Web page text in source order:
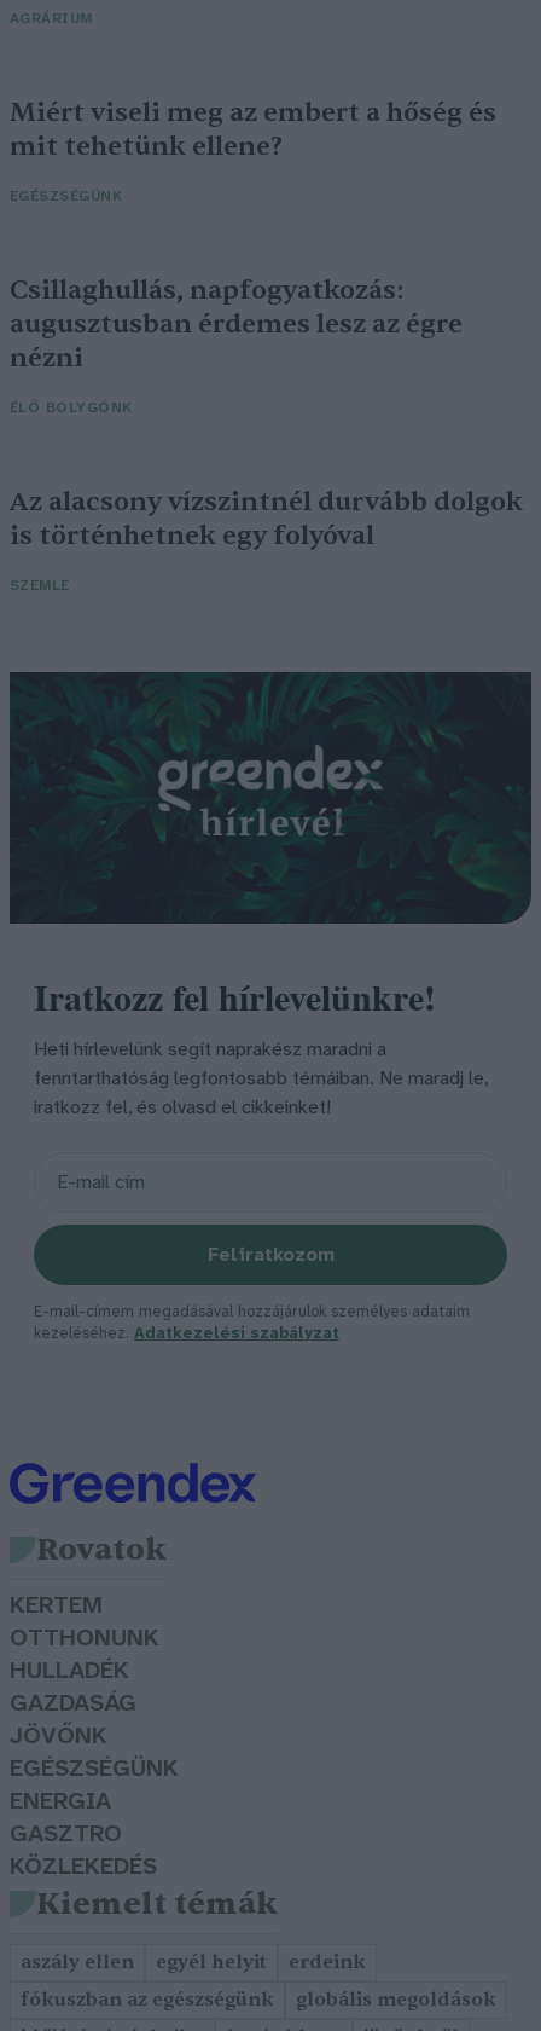
AGRÁRIUM
Miért viseli meg az embert a hőség és
mit tehetünk ellene?
EGÉSZSÉGÜNK
Csillaghullás, napfogyatkozás:
augusztusban érdemes lesz az égre
nézni
ÉLŐ BOLYGÓNK
Az alacsony vízszintnél durvább dolgok
is történhetnek egy folyóval
SZEMLE
Iratkozz fel hírlevelünkre!
Heti hírlevelünk segít naprakész maradni a
fenntarthatóság legfontosabb témáiban. Ne maradj le,
iratkozz fel, és olvasd el cikkeinket!
Feliratkozom
E-mail-címem megadásával hozzájárulok személyes adataim
kezeléséhez. Adatkezelési szabályzat
Rovatok
KERTEM
OTTHONUNK
HULLADÉK
GAZDASÁG
JÖVŐNK
EGÉSZSÉGÜNK
ENERGIA
GASZTRO
KÖZLEKEDÉS
Kiemelt témák
aszály ellen egyél helyit
erdeink
fókuszban az egészségünk
globális megoldások